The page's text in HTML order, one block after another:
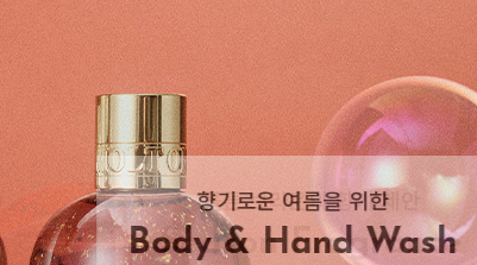
몰튼 브라운의 향기 제안
Season Fragrance
향기로운 여름을 위한
Body & Hand Wash
향기로운 여름 헤어케어
Hair Refresh
몰튼 브라운의 향기 제안
Season Fragrance
향기로운 여름을 위한
Body & Hand Wash